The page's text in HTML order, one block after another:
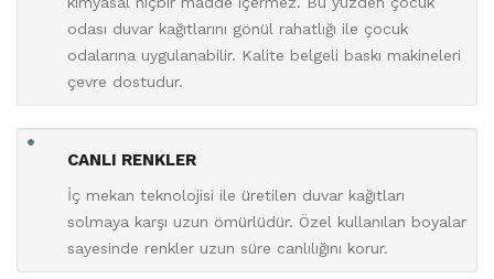
odası duvar kağıtlarını gönül rahatlığı ile çocuk
odalarına uygulanabilir. Kalite belgeli baskı makineleri
çevre dostudur.
CANLI RENKLER
İç mekan teknolojisi ile üretilen duvar kağıtları
solmaya karşı uzun ömürlüdür. Özel kullanılan boyalar
sayesinde renkler uzun süre canlılığını korur.